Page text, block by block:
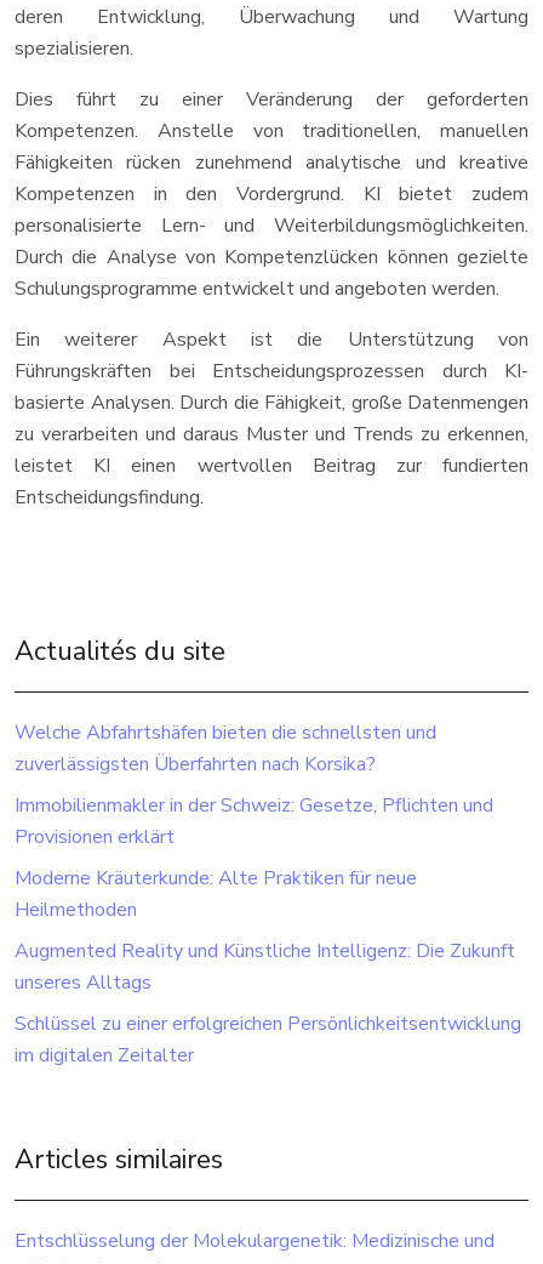
deren Entwicklung, Überwachung und Wartung
spezialisieren.
Dies führt zu einer Veränderung der geforderten
Kompetenzen. Anstelle von traditionellen, manuellen
Fähigkeiten rücken zunehmend analytische und kreative
Kompetenzen in den Vordergrund. KI bietet zudem
personalisierte Lern- und Weiterbildungsmöglichkeiten.
Durch die Analyse von Kompetenzlücken können gezielte
Schulungsprogramme entwickelt und angeboten werden.
Ein weiterer Aspekt ist die Unterstützung von
Führungskräften bei Entscheidungsprozessen durch KI-
basierte Analysen. Durch die Fähigkeit, große Datenmengen
zu verarbeiten und daraus Muster und Trends zu erkennen,
leistet KI einen wertvollen Beitrag zur fundierten
Entscheidungsfindung.
Actualités du site
Welche Abfahrtshäfen bieten die schnellsten und
zuverlässigsten Überfahrten nach Korsika?
Immobilienmakler in der Schweiz: Gesetze, Pflichten und
Provisionen erklärt
Moderne Kräuterkunde: Alte Praktiken für neue
Heilmethoden
Augmented Reality und Künstliche Intelligenz: Die Zukunft
unseres Alltags
Schlüssel zu einer erfolgreichen Persönlichkeitsentwicklung
im digitalen Zeitalter
Articles similaires
Entschlüsselung der Molekulargenetik: Medizinische und